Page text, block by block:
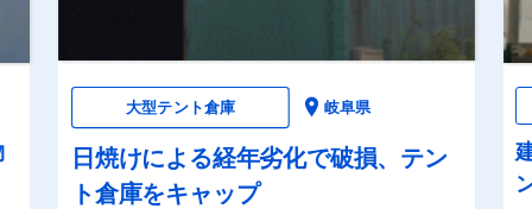
大型テント倉庫 岐阜県
日焼けによる経年劣化で破損、テン
ト倉庫をキャップ